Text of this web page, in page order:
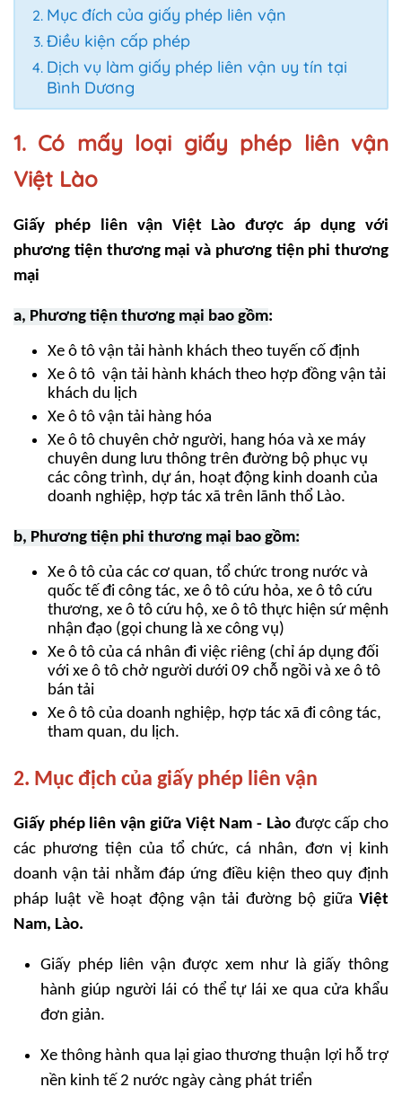
Mục đích của giấy phép liên vận
Điều kiện cấp phép
Dịch vụ làm giấy phép liên vận uy tín tại
Bình Dương
1. Có mấy loại giấy phép liên vận
Việt Lào
Giấy phép liên vận Việt Lào được áp dụng với
phương tiện thương mại và phương tiện phi thương
mại
a, Phương tiện thương mại bao gồm:
Xe ô tô vận tải hành khách theo tuyến cố định
Xe ô tô vận tải hành khách theo hợp đồng vận tải
khách du lịch
Xe ô tô vận tải hàng hóa
Xe ô tô chuyên chở người, hang hóa và xe máy
chuyên dung lưu thông trên đường bộ phục vụ
các công trình, dự án, hoạt động kinh doanh của
doanh nghiệp, hợp tác xã trên lãnh thổ Lào.
b, Phương tiện phi thương mại bao gồm:
Xe ô tô của các cơ quan, tổ chức trong nước và
quốc tế đi công tác, xe ô tô cứu hỏa, xe ô tô cứu
thương, xe ô tô cứu hộ, xe ô tô thực hiện sứ mệnh
nhận đạo (gọi chung là xe công vụ)
Xe ô tô của cá nhân đi việc riêng (chỉ áp dụng đối
với xe ô tô chở người dưới 09 chỗ ngồi và xe ô tô
bán tải
Xe ô tô của doanh nghiệp, hợp tác xã đi công tác,
tham quan, du lịch.
2. Mục địch của giấy phép liên vận
Giấy phép liên vận giữa Việt Nam - Làođược cấp cho
các phương tiện của tổ chức, cá nhân, đơn vị kinh
doanh vận tải nhằm đáp ứng điều kiện theo quy định
pháp luật về hoạt động vận tải đường bộ giữa Việt
Nam, Lào.
Giấy phép liên vận được xem như là giấy thông
hành giúp người lái có thể tự lái xe qua cửa khẩu
đơn giản.
Xe thông hành qua lại giao thương thuận lợi hỗ trợ
nền kinh tế 2 nước ngày càng phát triển